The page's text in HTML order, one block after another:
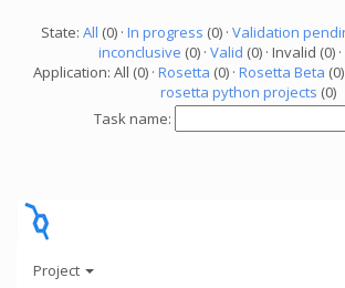
State: All (0) · In progress (0) · Validation
inconclusive (0) · Valid (0) · Invalid (0) ·
Application: All (0) · Rosetta (0) · Rosetta Beta (0)
rosetta python projects (0)
Task name:
Project